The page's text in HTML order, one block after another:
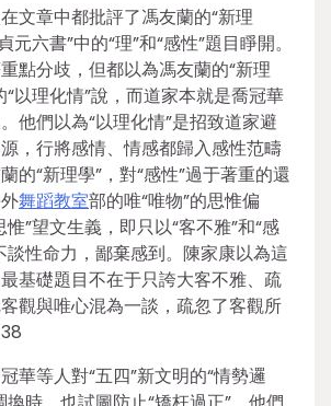
文章中都批評了馮友蘭的“新理
元六書”中的“理”和“感性”題目睜開。
點分歧，但都以為馮友蘭的“新理
“以理化情”說，而道家本就是喬冠華
他們以為“以理化情”是招致道家避
，行將感情、情感都歸入感性范疇
的“新理學”，對“感性”過于著重的還
舞蹈教室部的唯“唯物”的思惟偏
”望文生義，即只以“客不雅”和“感
談性命力，鄙棄感到。陳家康以為這
基礎題目不在于只誇大客不雅、疏
觀與唯心混為一談，疏忽了客觀所
華等人對“五四”新文明的“情勢邏